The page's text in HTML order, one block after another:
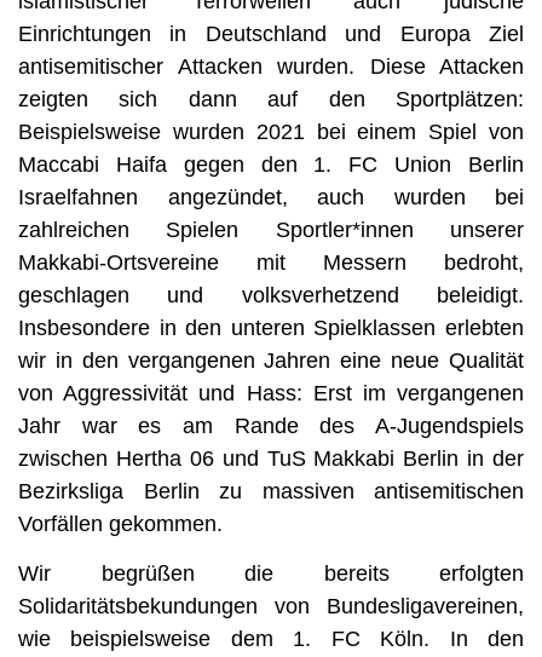
Einrichtungen in Deutschland und Europa Ziel
antisemitischer Attacken wurden. Diese Attacken
zeigten sich dann auf den Sportplätzen:
Beispielsweise wurden 2021 bei einem Spiel von
Maccabi Haifa gegen den 1. FC Union Berlin
Israelfahnen angezündet, auch wurden bei
zahlreichen Spielen Sportler*innen unserer
Makkabi-Ortsvereine mit Messern bedroht,
geschlagen und volksverhetzend beleidigt.
Insbesondere in den unteren Spielklassen erlebten
wir in den vergangenen Jahren eine neue Qualität
von Aggressivität und Hass: Erst im vergangenen
Jahr war es am Rande des A-Jugendspiels
zwischen Hertha 06 und TuS Makkabi Berlin in der
Bezirksliga Berlin zu massiven antisemitischen
Vorfällen gekommen.
Wir begrüßen die bereits erfolgten
Solidaritätsbekundungen von Bundesligavereinen,
wie beispielsweise dem 1. FC Köln. In den